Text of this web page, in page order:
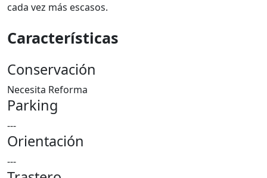
cada vez más escasos.
Características
Conservación
Necesita Reforma
Parking
---
Orientación
---